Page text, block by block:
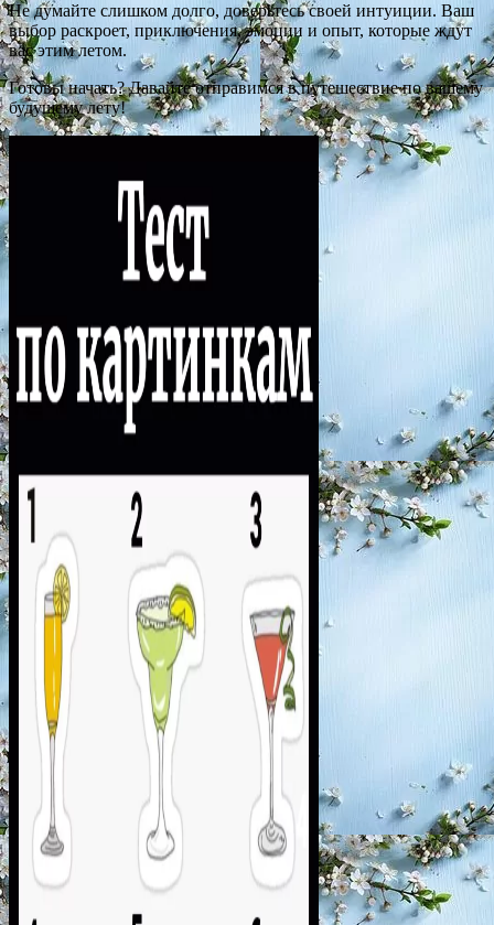
Не думайте слишком долго, доверьтесь своей интуиции. Ваш
выбор раскроет, приключения, эмоции и опыт, которые ждут
вас этим летом.
Готовы начать? Давайте отправимся в путешествие по вашему
будущему лету!